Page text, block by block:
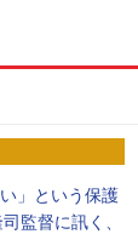
」という保護
監督に訊く、